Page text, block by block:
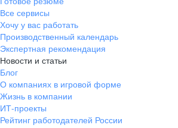
Все сервисы
Хочу у вас работать
Производственный календарь
Экспертная рекомендация
Новости и статьи
Блог
О компаниях в игровой форме
Жизнь в компании
ИТ-проекты
Рейтинг работодателей России